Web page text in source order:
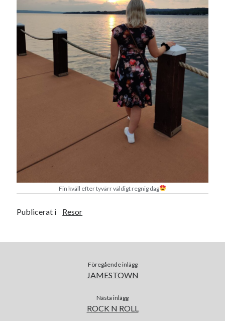
Fin kväll efter tyvärr väldigt regnig dag
Publicerat i Resor
Föregående inlägg
JAMESTOWN
Nästa inlägg
ROCK N ROLL